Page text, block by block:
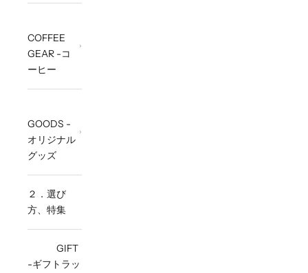
COFFEE
GEAR -コ
ーヒー
GOODS -
オリジナル
グッズ
２．選び
方、特集
GIFT
-ギフトラッ